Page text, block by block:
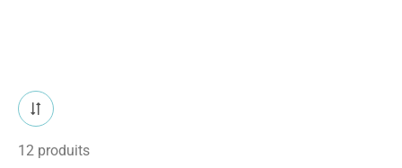
12 produits